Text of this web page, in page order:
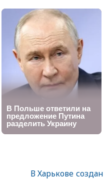
В Харькове создан